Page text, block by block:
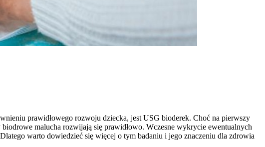
prawidłowego rozwoju dziecka, jest USG bioderek. Choć na pierwszy
malucha rozwijają się prawidłowo. Wczesne wykrycie ewentualnych
warto dowiedzieć się więcej o tym badaniu i jego znaczeniu dla zdrowia